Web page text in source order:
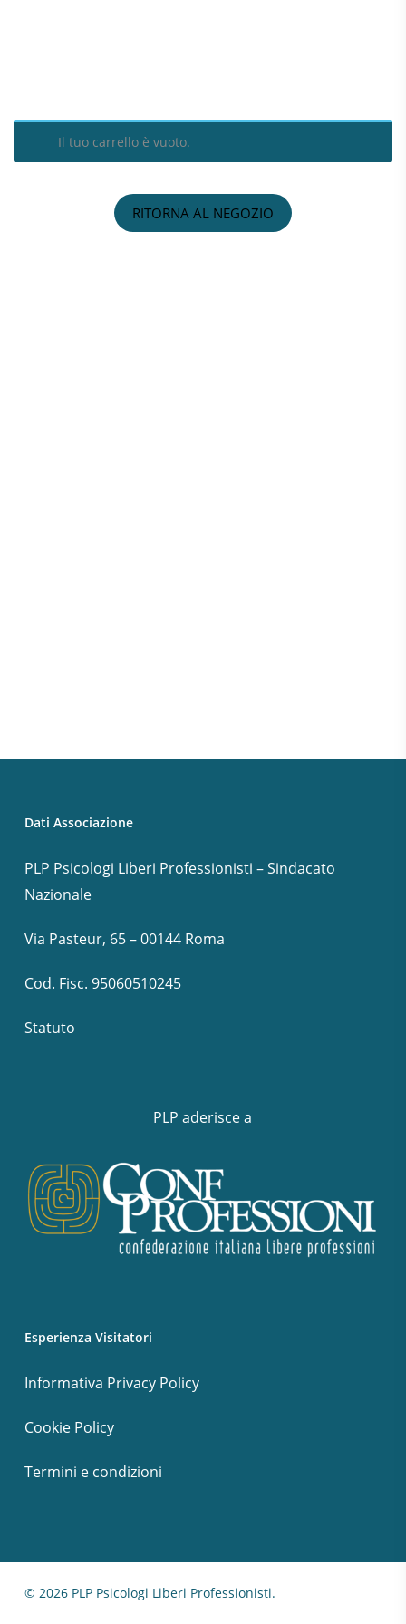
Il tuo carrello è vuoto.
RITORNA AL NEGOZIO
Dati Associazione
PLP Psicologi Liberi Professionisti – Sindacato
Nazionale
Via Pasteur, 65 – 00144 Roma
Cod. Fisc. 95060510245
Statuto
PLP aderisce a
Esperienza Visitatori
Informativa Privacy Policy
Cookie Policy
Termini e condizioni
© 2026 PLP Psicologi Liberi Professionisti.